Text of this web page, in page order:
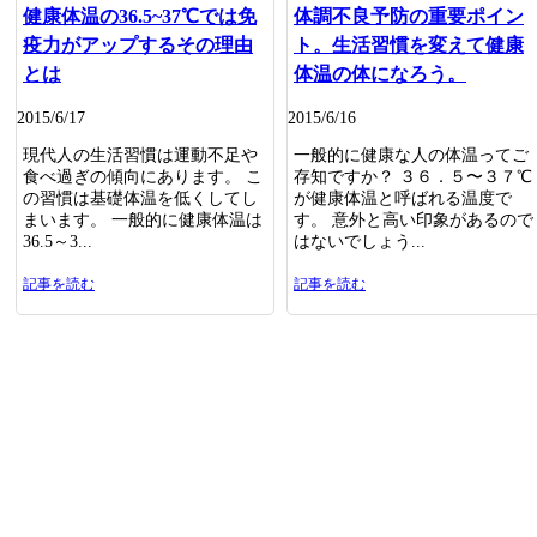
健康体温の36.5~37℃では免
疫力がアップするその理由
とは
2015/6/17
現代人の生活習慣は運動不足や
食べ過ぎの傾向にあります。 こ
の習慣は基礎体温を低くしてし
まいます。 一般的に健康体温は
36.5～3...
記事を読む
体調不良予防の重要ポイン
ト。生活習慣を変えて健康
体温の体になろう。
2015/6/16
一般的に健康な人の体温ってご
存知ですか？ ３６．５〜３７℃
が健康体温と呼ばれる温度で
す。 意外と高い印象があるので
はないでしょう...
記事を読む